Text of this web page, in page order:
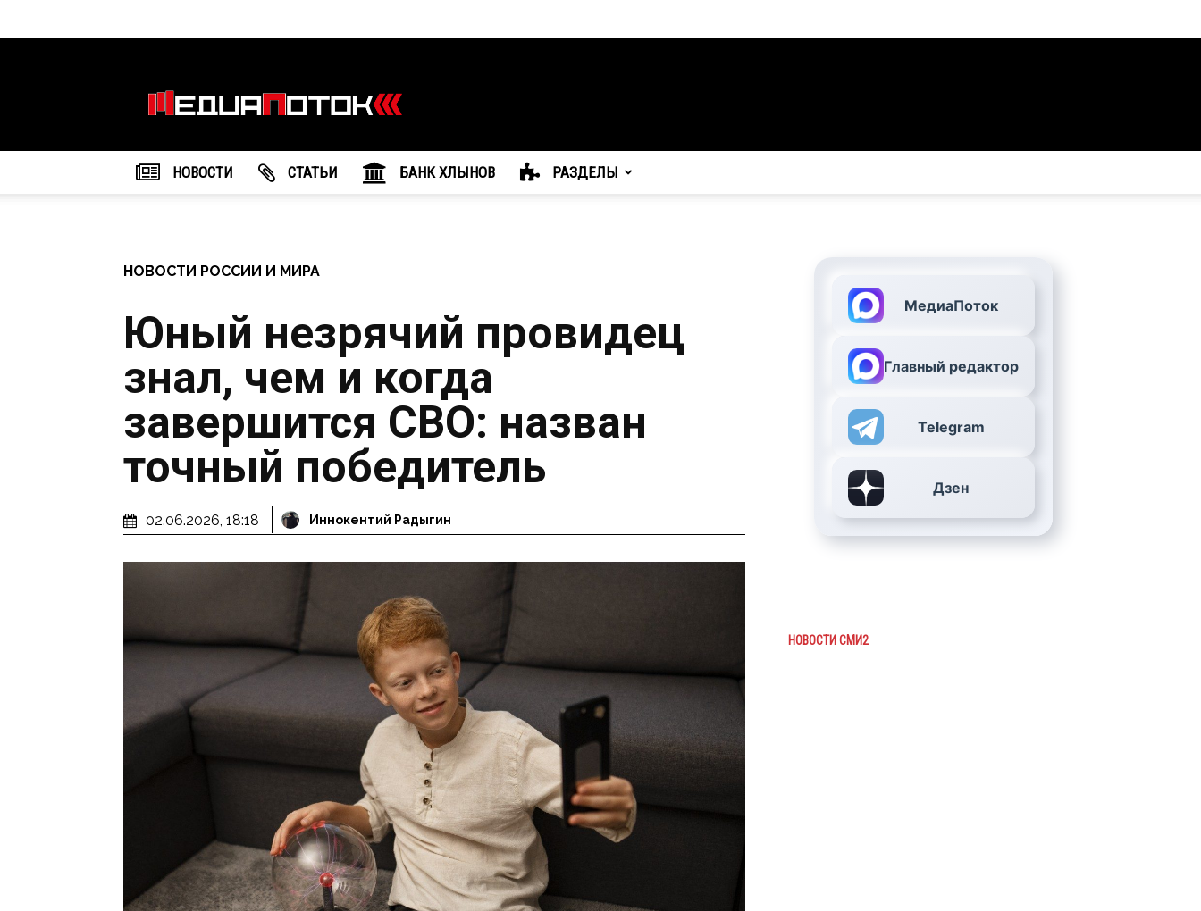
агентство
"МедиаПоток"
НОВОСТИ CТАТЬИ БАНК ХЛЫНОВ РАЗДЕЛЫ
НОВОСТИ РОССИИ И МИРА
Юный незрячий провидец
знал, чем и когда
завершится СВО: назван
точный победитель
02.06.2026, 18:18 Иннокентий Радыгин
МедиаПоток
Главный редактор
Telegram
Дзен
НОВОСТИ СМИ2